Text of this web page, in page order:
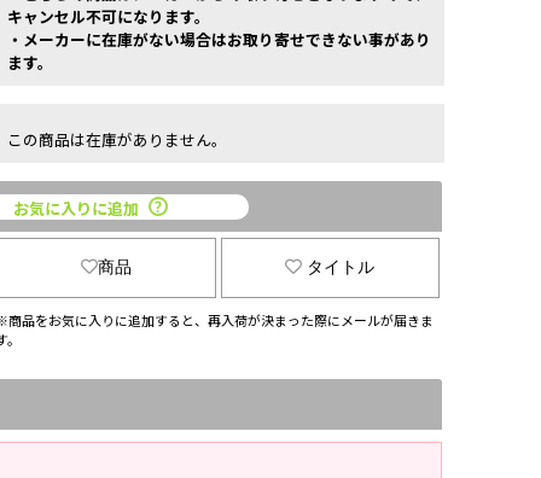
キャンセル不可になります。
・メーカーに在庫がない場合はお取り寄せできない事があり
ます。
この商品は在庫がありません。
お気に入りに追加
商品 タイトル
商品をお気に入りに追加すると、再入荷が決まった際にメールが届きま
。